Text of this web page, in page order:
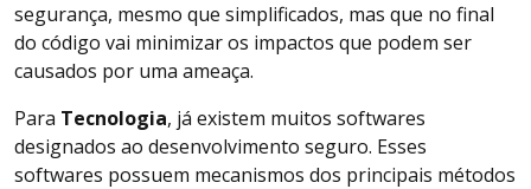
segurança, mesmo que simplificados, mas que no final
do código vai minimizar os impactos que podem ser
causados por uma ameaça.
Para Tecnologia, já existem muitos softwares
designados ao desenvolvimento seguro. Esses
softwares possuem mecanismos dos principais métodos